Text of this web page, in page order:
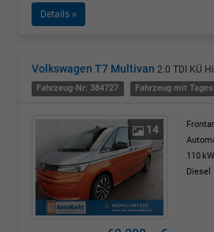
Details »
Volkswagen T7 Multivan 2.0 TDI KÜ
Fahrzeug-Nr: 384727 Fahrzeug mit
14
110
Diesel